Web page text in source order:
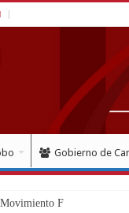
Gobierno de
Movimiento Fortín 4F rindió